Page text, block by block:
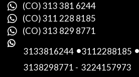
(CO) 313 381 6244
(CO) 311 228 8185
(CO) 313 829 8771
3133816244 -3112288185 -
3138298771 - 3224157973